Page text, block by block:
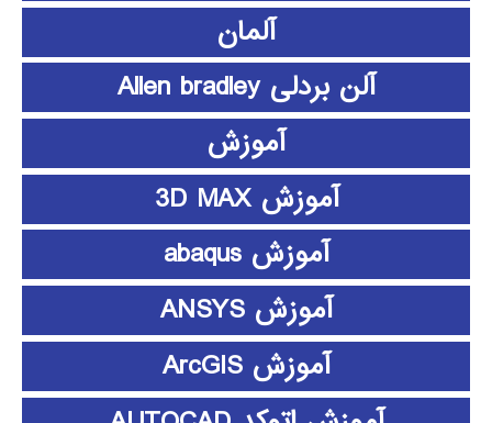
آلمان
آلن بردلی Allen bradley
آموزش
آموزش 3D MAX
آموزش abaqus
آموزش ANSYS
آموزش ArcGIS